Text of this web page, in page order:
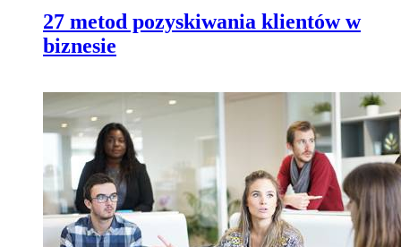
27 metod pozyskiwania klientów w
biznesie